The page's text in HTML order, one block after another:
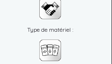
Type de matériel :